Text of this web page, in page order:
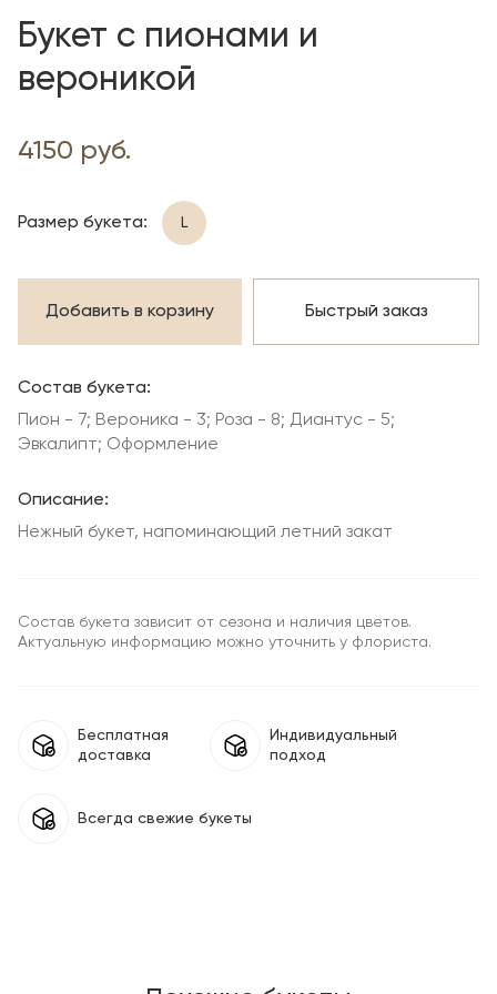
Букет с пионами и
вероникой
4150 руб.
Размер букета: L
Добавить в корзину Быстрый заказ
Состав букета:
Пион - 7; Вероника - 3; Роза - 8; Диантус - 5;
Эвкалипт; Оформление
Описание:
Нежный букет, напоминающий летний закат
Состав букета зависит от сезона и наличия цветов.
Актуальную информацию можно уточнить у флориста.
Бесплатная
доставка
Индивидуальный
подход
Всегда свежие букеты